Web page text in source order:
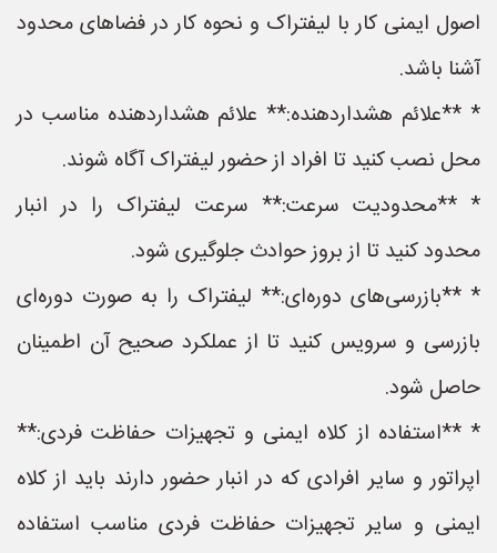
اصول ایمنی کار با لیفتراک و نحوه کار در فضاهای محدود
آشنا باشد.
* **علائم هشداردهنده:** علائم هشداردهنده مناسب در
محل نصب کنید تا افراد از حضور لیفتراک آگاه شوند.
* **محدودیت سرعت:** سرعت لیفتراک را در انبار
محدود کنید تا از بروز حوادث جلوگیری شود.
* **بازرسی‌های دوره‌ای:** لیفتراک را به صورت دوره‌ای
بازرسی و سرویس کنید تا از عملکرد صحیح آن اطمینان
حاصل شود.
* **استفاده از کلاه ایمنی و تجهیزات حفاظت فردی:**
اپراتور و سایر افرادی که در انبار حضور دارند باید از کلاه
ایمنی و سایر تجهیزات حفاظت فردی مناسب استفاده